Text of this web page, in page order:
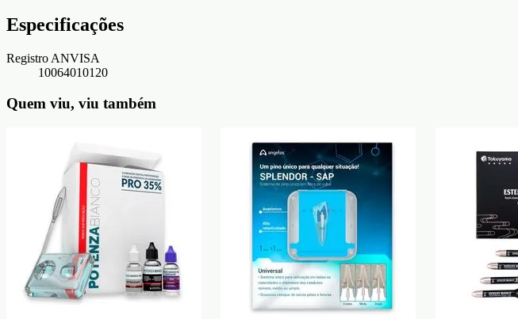
Especificações
Registro ANVISA
10064010120
Quem viu, viu também